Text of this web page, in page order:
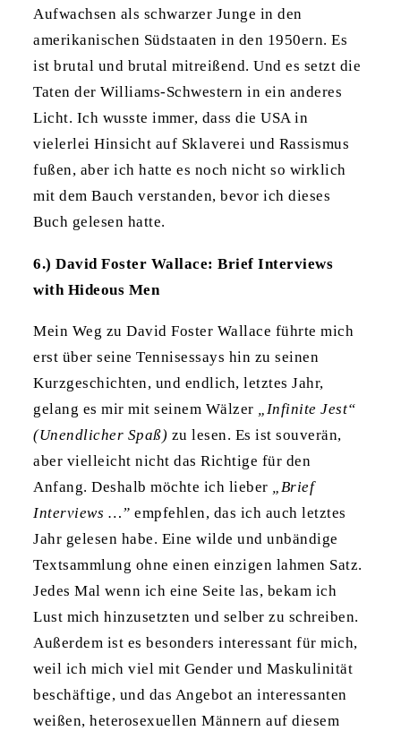
Aufwachsen als schwarzer Junge in den
amerikanischen Südstaaten in den 1950ern. Es
ist brutal und brutal mitreißend. Und es setzt die
Taten der Williams-Schwestern in ein anderes
Licht. Ich wusste immer, dass die USA in
vielerlei Hinsicht auf Sklaverei und Rassismus
fußen, aber ich hatte es noch nicht so wirklich
mit dem Bauch verstanden, bevor ich dieses
Buch gelesen hatte.
6.) David Foster Wallace: Brief Interviews
with Hideous Men
Mein Weg zu David Foster Wallace führte mich
erst über seine Tennisessays hin zu seinen
Kurzgeschichten, und endlich, letztes Jahr,
gelang es mir mit seinem Wälzer
„Infinite Jest“
(Unendlicher Spaß) zu lesen. Es ist souverän,
aber vielleicht nicht das Richtige für den
Anfang. Deshalb möchte ich lieber
„Brief
Interviews …” empfehlen, das ich auch letztes
Jahr gelesen habe. Eine wilde und unbändige
Textsammlung ohne einen einzigen lahmen Satz.
Jedes Mal wenn ich eine Seite las, bekam ich
Lust mich hinzusetzten und selber zu schreiben.
Außerdem ist es besonders interessant für mich,
weil ich mich viel mit Gender und Maskulinität
beschäftige, und das Angebot an interessanten
weißen, heterosexuellen Männern auf diesem